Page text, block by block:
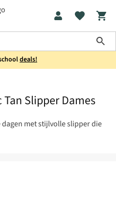
deals!
Slipper Dames
met stijlvolle slipper die